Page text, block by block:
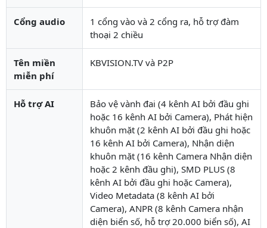
Cổng audio
1 cổng vào và 2 cổng ra, hỗ trợ đàm
thoại 2 chiều
Tên miền
miễn phí
KBVISION.TV và P2P
Hỗ trợ AI
Bảo vệ vành đai (4 kênh AI bởi đầu ghi
hoặc 16 kênh AI bởi Camera), Phát hiện
khuôn mặt (2 kênh AI bởi đầu ghi hoặc
16 kênh AI bởi Camera), Nhận diện
khuôn mặt (16 kênh Camera Nhận diện
hoặc 2 kênh đầu ghi), SMD PLUS (8
kênh AI bởi đầu ghi hoặc Camera),
Video Metadata (8 kênh AI bởi
Camera), ANPR (8 kênh Camera nhận
diện biển số, hỗ trợ 20.000 biển số), AI